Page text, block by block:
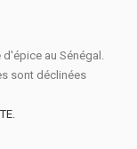
au Sénégal.
sont déclinées